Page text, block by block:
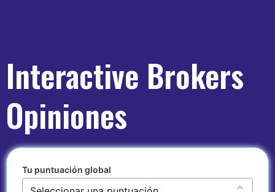
Interactive Brokers
Opiniones
Tu puntuación global